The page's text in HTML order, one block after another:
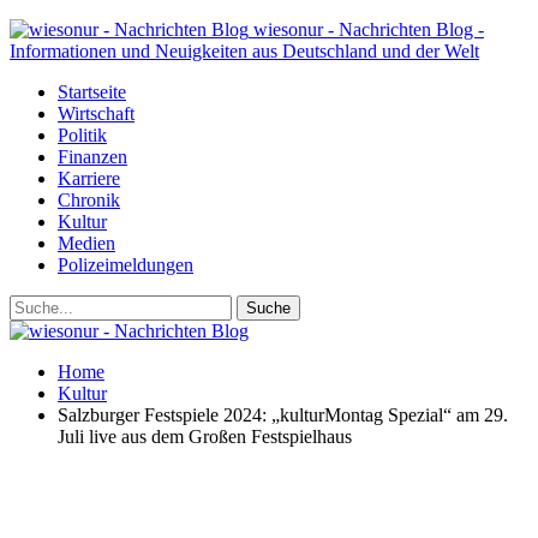
wiesonur - Nachrichten Blog -
Informationen und Neuigkeiten aus Deutschland und der Welt
Startseite
Wirtschaft
Politik
Finanzen
Karriere
Chronik
Kultur
Medien
Polizeimeldungen
Home
Kultur
Salzburger Festspiele 2024: „kulturMontag Spezial“ am 29.
Juli live aus dem Großen Festspielhaus